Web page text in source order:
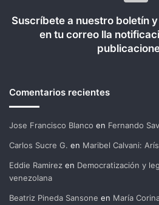
Suscríbete a nuestro boletín
en tu correo lla
Comentarios recientes
Jose Francisco Blanco en Fernando
Carlos Sucre G. en Maribel Calvani:
Eddie Ramirez en Democratización y
venezolana
Beatriz Pineda Sansone en María